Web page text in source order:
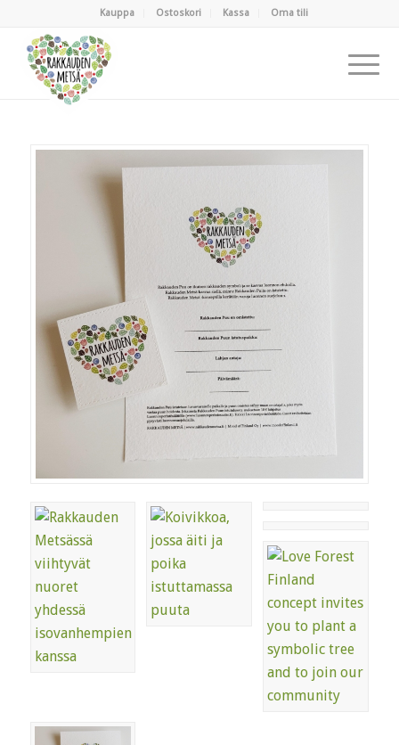
Kauppa Ostoskori Kassa Oma tili